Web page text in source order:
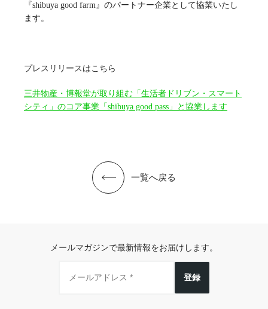
『shibuya good farm』のパートナー企業として協業いたし
ます。
プレスリリースはこちら
三井物産・博報堂が取り組む「生活者ドリブン・スマート
シティ」のコア事業「shibuya good pass」と協業します
一覧へ戻る
メールマガジンで最新情報をお届けします。
登録